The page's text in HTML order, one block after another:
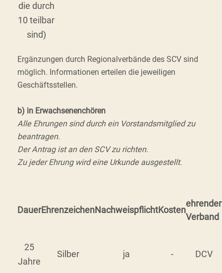
die durch
10 teilbar
sind)
Ergänzungen durch Regionalverbände des SCV sind
möglich. Informationen erteilen die jeweiligen
Geschäftsstellen.
b) in Erwachsenenchören
Alle Ehrungen sind durch ein Vorstandsmitglied zu
beantragen.
Der Antrag ist an den SCV zu richten.
Zu jeder Ehrung wird eine Urkunde ausgestellt.
DauerEhrenzeichenNachweispflichtKosten
ehrender
Verband
25
Jahre
Silber ja - DCV